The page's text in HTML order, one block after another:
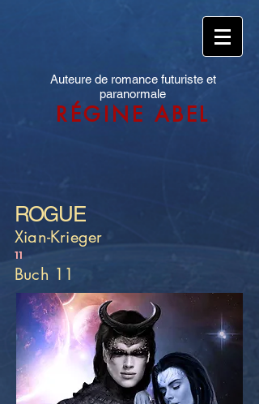
Auteure de romance futuriste et
paranormale
RÉGINE ABEL
ROGUE
Xian-Krieger
11
Buch 11